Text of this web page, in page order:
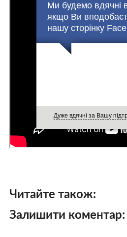
Ми будемо вдячні
якщо Ви
нашу сторінку
Дуже вдячні за Вашу
Читайте також:
Залишити коментар: